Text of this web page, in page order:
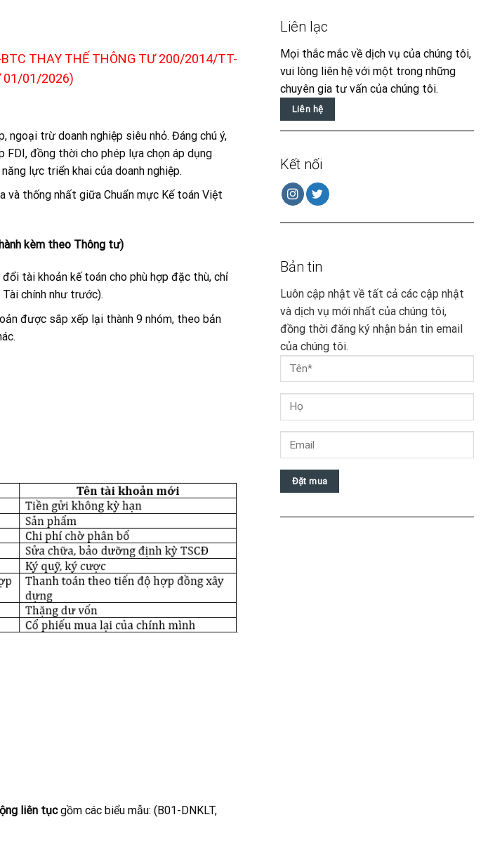
THAY THẾ THÔNG TƯ 200/2014/TT-
01/01/2026)
trừ doanh nghiệp siêu nhỏ. Đáng chú ý,
FDI, đồng thời cho phép lựa chọn áp dụng
lực triển khai của doanh nghiệp.
thống nhất giữa Chuẩn mực Kế toán Việt
kèm theo Thông tư)
tài khoản kế toán cho phù hợp đặc thù, chỉ
chính như trước).
được sắp xếp lại thành 9 nhóm, theo bản
liên tụcgồm các biểu mẫu: (B01-DNKLT,
Liên lạc
Mọi thắc mắc về dịch vụ của chúng tôi,
vui lòng liên hệ với một trong những
chuyên gia tư vấn của chúng tôi.
Liên hệ
Kết nối
Bản tin
Luôn cập nhật về tất cả các cập nhật
và dịch vụ mới nhất của chúng tôi,
đồng thời đăng ký nhận bản tin email
của chúng tôi.
Đặt mua